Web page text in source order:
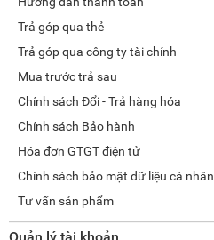
Trả góp qua thẻ
Trả góp qua công ty tài chính
Mua trước trả sau
Chính sách Đổi - Trả hàng hóa
Chính sách Bảo hành
Hóa đơn GTGT điện tử
Chính sách bảo mật dữ liệu cá nhân
Tư vấn sản phẩm